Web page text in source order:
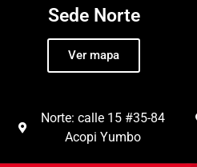
Sede Norte
Ver mapa
Norte: calle 15 #35-84
Acopi Yumbo